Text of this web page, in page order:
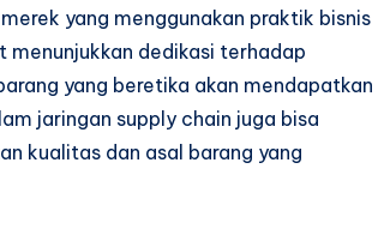
yang menggunakan praktik bisnis
menunjukkan dedikasi terhadap
yang beretika akan mendapatkan
jaringan supply chain juga bisa
kualitas dan asal barang yang